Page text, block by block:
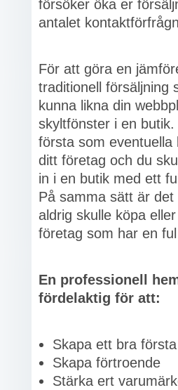
försöker öka er
antalet
För att göra en
traditionell försäljning
kunna likna din
skyltfönster i en
första som eventuella
ditt företag och du
in i en butik med ett
På samma sätt är det
aldrig skulle köpa
företag som har en
En professionell
fördelaktig för att:
Skapa ett bra
Skapa förtroende
Stärka ert